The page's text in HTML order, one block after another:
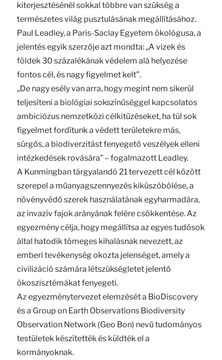
kiterjesztésénél sokkal többre van szükség a
természetes világ pusztulásának megállításához.
Paul Leadley, a Paris-Saclay Egyetem ökológusa, a
jelentés egyik szerzője azt mondta: „A vizek és
földek 30 százalékának védelem alá helyezése
fontos cél, és nagy figyelmet kelt”.
„De nagy esély van arra, hogy megint nem sikerül
teljesíteni a biológiai sokszínűséggel kapcsolatos
ambiciózus nemzetközi célkitűzéseket, ha túl sok
figyelmet fordítunk a védett területekre más,
sürgős, a biodiverzitást fenyegető veszélyek elleni
intézkedések rovására” – fogalmazott Leadley.
A Kunmingban tárgyalandó 21 tervezett cél között
szerepel a műanyagszennyezés kiküszöbölése, a
növényvédő szerek használatának egyharmadára,
az invazív fajok arányának felére csökkentése. Az
egyezmény célja, hogy megállítsa az egyes tudósok
által hatodik tömeges kihalásnak nevezett, az
emberi tevékenység okozta jelenséget, amely a
civilizáció számára létszükségletet jelentő
ökoszisztémákat fenyegeti.
Az egyezménytervezet elemzését a BioDiscovery
és a Group on Earth Observations Biodiversity
Observation Network (Geo Bon) nevű tudományos
testületek készítették és küldték el a
kormányoknak.